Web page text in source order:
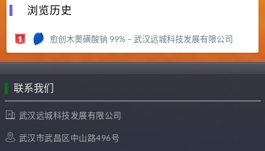
浏览历史
愈创木薁磺酸钠 99% – 武汉远城科技发展有限公司
联系我们
武汉远城科技发展有限公司
武汉市武昌区中山路496号